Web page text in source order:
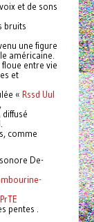
et de sons
bruits
une figure
américaine.
entre vie
et
« Rssd Uul
comme
De-
pentes .